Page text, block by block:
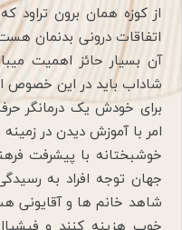
از کوزه همان برون تراود
اتفاقات درونی بدنمان
آن بسیار حائز اهمیت
شاداب باید در این خصوص
برای خودش یک درمانگر
امر با آموزش دیدن در
خوشبختانه با پیشرفت
جهان توجه افراد به
شاهد خانم ها و آقایونی